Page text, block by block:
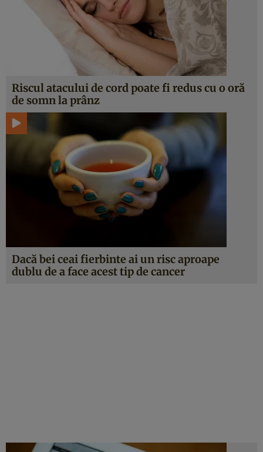
Riscul atacului de cord poate fi redus cu o oră
de somn la prânz
Dacă bei ceai fierbinte ai un risc aproape
dublu de a face acest tip de cancer